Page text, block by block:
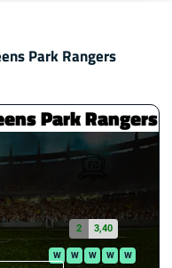
Park Rangers
Park Rangers
2 3,40
W W W W W